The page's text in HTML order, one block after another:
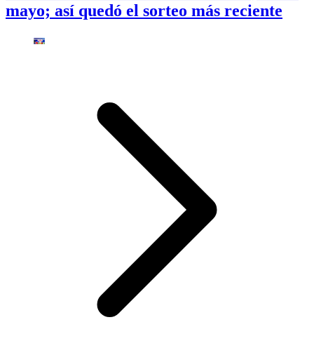
mayo; así quedó el sorteo más reciente